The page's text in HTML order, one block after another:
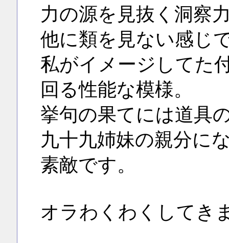
力の源を見抜く洞察
他に類を見ない感じ
私がイメージしてた
回る性能な模様。
挙句の果てには道具
九十九姉妹の親分に
素敵です。
オラわくわくしてき